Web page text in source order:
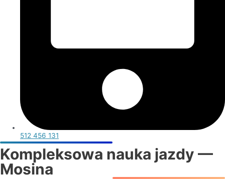
512 456 131
Kompleksowa nauka jazdy —
Mosina